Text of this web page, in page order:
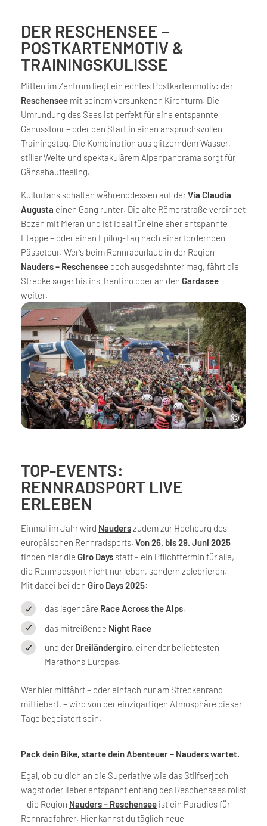
DER RESCHENSEE –
POSTKARTENMOTIV &
TRAININGSKULISSE
Mitten im Zentrum liegt ein echtes Postkartenmotiv: der
Reschensee mit seinem versunkenen Kirchturm. Die
Umrundung des Sees ist perfekt für eine entspannte
Genusstour – oder den Start in einen anspruchsvollen
Trainingstag. Die Kombination aus glitzerndem Wasser,
stiller Weite und spektakulärem Alpenpanorama sorgt für
Gänsehautfeeling.
Kulturfans schalten währenddessen auf derVia Claudia
Augusta einen Gang runter. Die alte Römerstraße verbindet
Bozen mit Meran und ist ideal für eine eher entspannte
Etappe – oder einen Epilog-Tag nach einer fordernden
Pässetour. Wer’s beim Rennradurlaub in der Region
Nauders – Reschensee doch ausgedehnter mag, fährt die
Strecke sogar bis ins Trentino oder an den Gardasee
weiter.
TOP-EVENTS:
RENNRADSPORT LIVE
ERLEBEN
Einmal im Jahr wird Nauderszudem zur Hochburg des
europäischen Rennradsports. Von 26. bis 29. Juni 2025
finden hier die Giro Days statt – ein Pflichttermin für alle,
die Rennradsport nicht nur leben, sondern zelebrieren.
Mit dabei bei den Giro Days 2025:
das legendäre Race Across the Alps,
das mitreißende Night Race
und der Dreiländergiro, einer der beliebtesten
Marathons Europas.
Wer hier mitfährt – oder einfach nur am Streckenrand
mitfiebert, – wird von der einzigartigen Atmosphäre dieser
Tage begeistert sein.
Pack dein Bike, starte dein Abenteuer – Nauders wartet.
Egal, ob du dich an die Superlative wie das Stilfserjoch
wagst oder lieber entspannt entlang des Reschensees rollst
– die Region Nauders – Reschensee ist ein Paradies für
Rennradfahrer. Hier kannst du täglich neue